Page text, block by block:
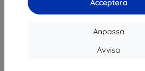
Acceptera
Anpassa
Avvisa